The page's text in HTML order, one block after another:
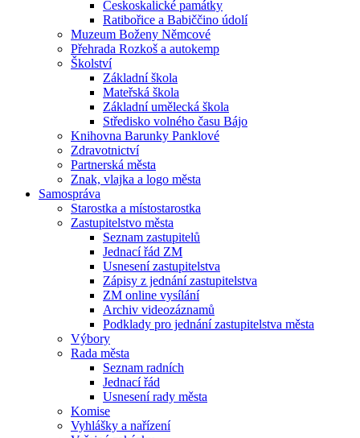
Českoskalické památky
Ratibořice a Babiččino údolí
Muzeum Boženy Němcové
Přehrada Rozkoš a autokemp
Školství
Základní škola
Mateřská škola
Základní umělecká škola
Středisko volného času Bájo
Knihovna Barunky Panklové
Zdravotnictví
Partnerská města
Znak, vlajka a logo města
Samospráva
Starostka a místostarostka
Zastupitelstvo města
Seznam zastupitelů
Jednací řád ZM
Usnesení zastupitelstva
Zápisy z jednání zastupitelstva
ZM online vysílání
Archiv videozáznamů
Podklady pro jednání zastupitelstva města
Výbory
Rada města
Seznam radních
Jednací řád
Usnesení rady města
Komise
Vyhlášky a nařízení